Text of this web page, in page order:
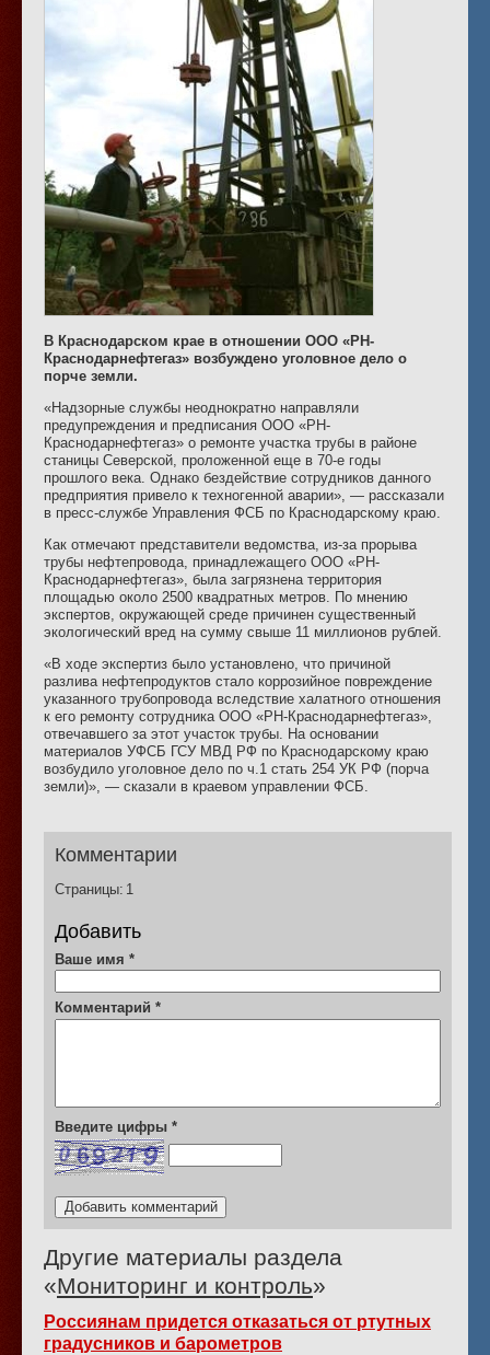
В Краснодарском крае в отношении ООО «РН-
Краснодарнефтегаз» возбуждено уголовное дело о
порче земли.
«Надзорные службы неоднократно направляли
предупреждения и предписания ООО «РН-
Краснодарнефтегаз» о ремонте участка трубы в районе
станицы Северской, проложенной еще в 70-е годы
прошлого века. Однако бездействие сотрудников данного
предприятия привело к техногенной аварии», — рассказали
в пресс-службе Управления ФСБ по Краснодарскому краю.
Как отмечают представители ведомства, из-за прорыва
трубы нефтепровода, принадлежащего ООО «РН-
Краснодарнефтегаз», была загрязнена территория
площадью около 2500 квадратных метров. По мнению
экспертов, окружающей среде причинен существенный
экологический вред на сумму свыше 11 миллионов рублей.
«В ходе экспертиз было установлено, что причиной
разлива нефтепродуктов стало коррозийное повреждение
указанного трубопровода вследствие халатного отношения
к его ремонту сотрудника ООО «РН-Краснодарнефтегаз»,
отвечавшего за этот участок трубы. На основании
материалов УФСБ ГСУ МВД РФ по Краснодарскому краю
возбудило уголовное дело по ч.1 стать 254 УК РФ (порча
земли)», — сказали в краевом управлении ФСБ.
Комментарии
Страницы: 1
Добавить
Ваше имя *
Комментарий *
Введите цифры *
Другие материалы раздела
«Мониторинг и контроль»
Россиянам придется отказаться от ртутных
градусников и барометров